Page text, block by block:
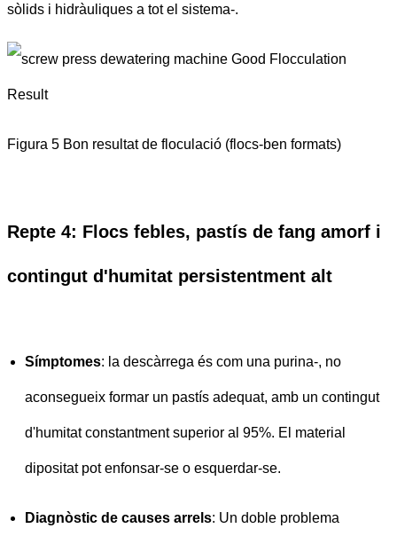
sòlids i hidràuliques a tot el sistema-.
Figura 5 Bon resultat de floculació (flocs-ben formats)
Repte 4: Flocs febles, pastís de fang amorf i
contingut d'humitat persistentment alt
Símptomes: la descàrrega és com una purina-, no
aconsegueix formar un pastís adequat, amb un contingut
d'humitat constantment superior al 95%. El material
dipositat pot enfonsar-se o esquerdar-se.
Diagnòstic de causes arrels: Un doble problema